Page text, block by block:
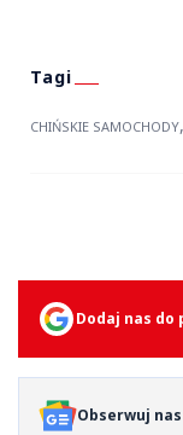
CHIŃSKIE SAMOCHODY,
Dodaj nas do
Obserwuj